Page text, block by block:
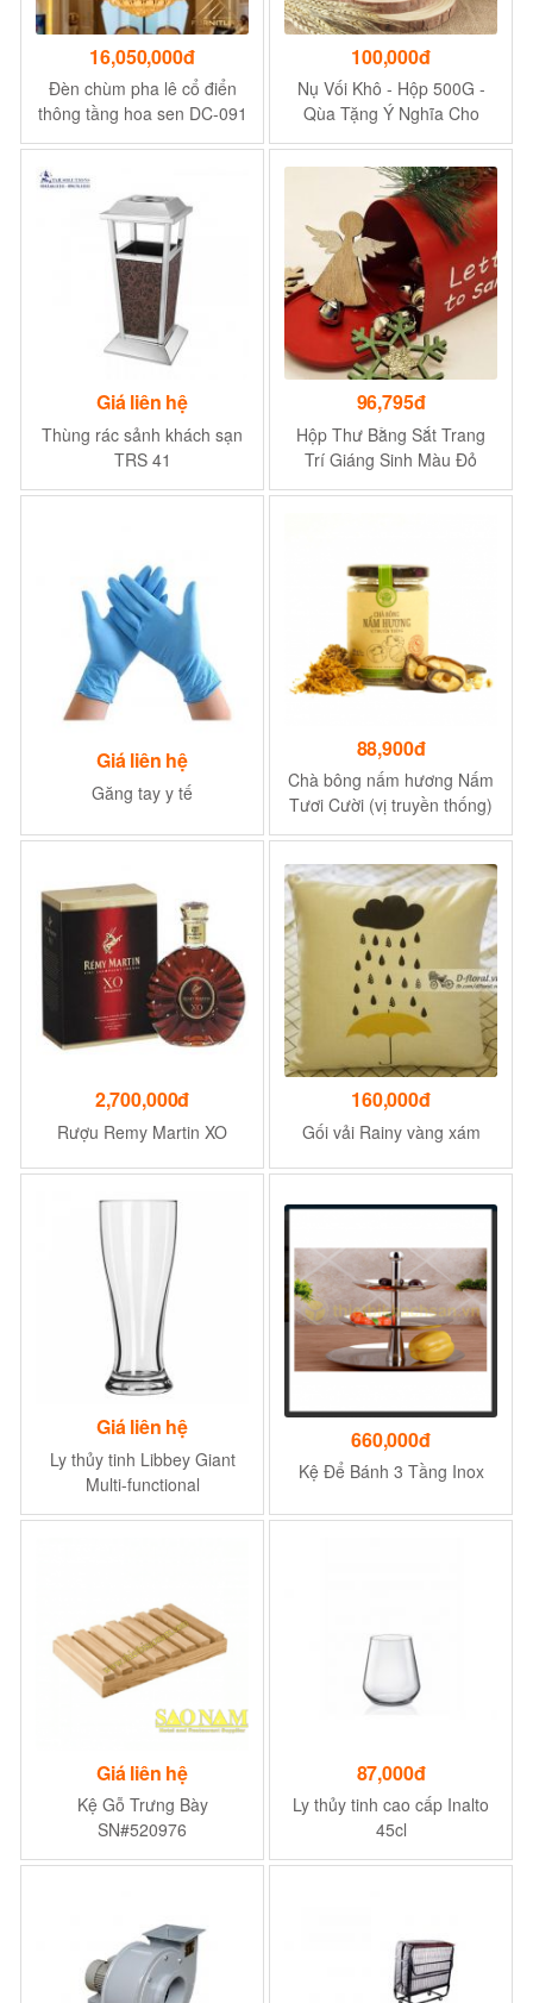
16,050,000đ
Đèn chùm pha lê cổ điển
thông tầng hoa sen DC-091
Ø80X120 CM
100,000đ
Nụ Vối Khô - Hộp 500G -
Qùa Tặng Ý Nghĩa Cho
Người Lớn Tuổi
Giá liên hệ
Thùng rác sảnh khách sạn
TRS 41
96,795đ
Hộp Thư Bằng Sắt Trang
Trí Giáng Sinh Màu Đỏ
Sáng Tạo Chất Lượng Cao
Giá liên hệ
Găng tay y tế
88,900đ
Chà bông nấm hương Nấm
Tươi Cười (vị truyền thống)
- Phù hợp ăn chay và bổ
2,700,000đ
Rượu Remy Martin XO
160,000đ
Gối vải Rainy vàng xám
Giá liên hệ
Ly thủy tinh Libbey Giant
Multi-functional
Beveragewares
660,000đ
Kệ Để Bánh 3 Tầng Inox
Giá liên hệ
Kệ Gỗ Trưng Bày
SN#520976
87,000đ
Ly thủy tinh cao cấp Inalto
45cl